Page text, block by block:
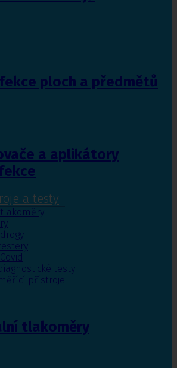
ploch a předmětů
a aplikátory
a testy
testy
přístroje
tlakoměry